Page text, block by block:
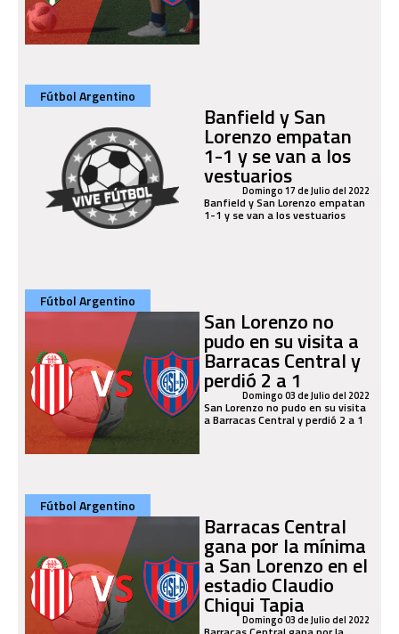
Fútbol Argentino
Banfield y San
Lorenzo empatan
1-1 y se van a los
vestuarios
Domingo 17 de Julio del 2022
Banfield y San Lorenzo empatan
1-1 y se van a los vestuarios
Fútbol Argentino
San Lorenzo no
pudo en su visita a
Barracas Central y
perdió 2 a 1
Domingo 03 de Julio del 2022
San Lorenzo no pudo en su visita
a Barracas Central y perdió 2 a 1
Fútbol Argentino
Barracas Central
gana por la mínima
a San Lorenzo en el
estadio Claudio
Chiqui Tapia
Domingo 03 de Julio del 2022